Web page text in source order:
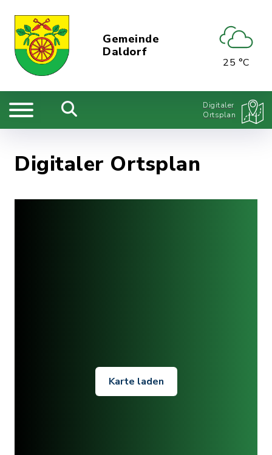
Gemeinde
Daldorf
25 °C
Digitaler
Ortsplan
Digitaler Ortsplan
Karte laden